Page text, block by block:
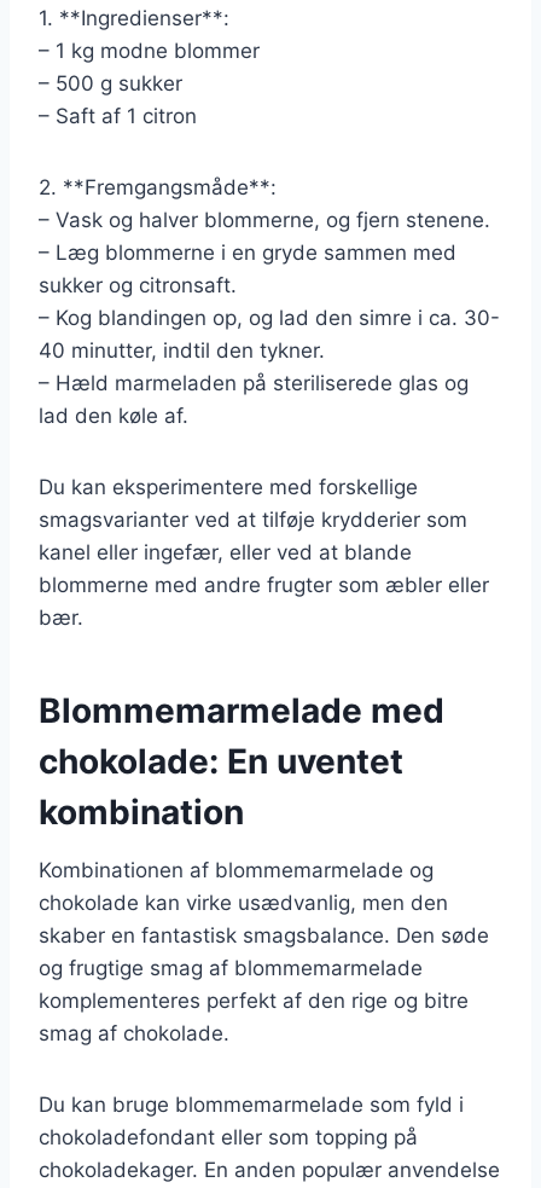
1. **Ingredienser**:
– 1 kg modne blommer
– 500 g sukker
– Saft af 1 citron
2. **Fremgangsmåde**:
– Vask og halver blommerne, og fjern stenene.
– Læg blommerne i en gryde sammen med
sukker og citronsaft.
– Kog blandingen op, og lad den simre i ca. 30-
40 minutter, indtil den tykner.
– Hæld marmeladen på steriliserede glas og
lad den køle af.
Du kan eksperimentere med forskellige
smagsvarianter ved at tilføje krydderier som
kanel eller ingefær, eller ved at blande
blommerne med andre frugter som æbler eller
bær.
Blommemarmelade med
chokolade: En uventet
kombination
Kombinationen af blommemarmelade og
chokolade kan virke usædvanlig, men den
skaber en fantastisk smagsbalance. Den søde
og frugtige smag af blommemarmelade
komplementeres perfekt af den rige og bitre
smag af chokolade.
Du kan bruge blommemarmelade som fyld i
chokoladefondant eller som topping på
chokoladekager. En anden populær anvendelse